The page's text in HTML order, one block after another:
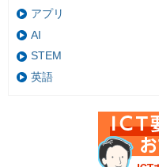
アプリ
AI
STEM
英語